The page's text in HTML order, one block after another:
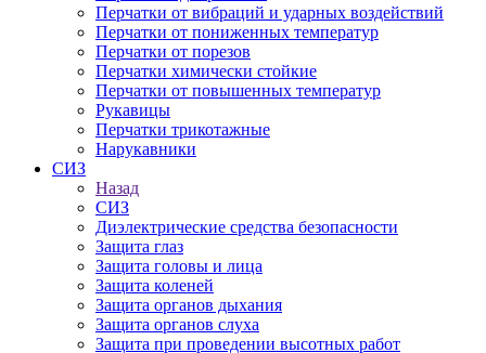
Перчатки от вибраций и ударных воздействий
Перчатки от пониженных температур
Перчатки от порезов
Перчатки химически стойкие
Перчатки от повышенных температур
Рукавицы
Перчатки трикотажные
Нарукавники
СИЗ
Назад
СИЗ
Диэлектрические средства безопасности
Защита глаз
Защита головы и лица
Защита коленей
Защита органов дыхания
Защита органов слуха
Защита при проведении высотных работ